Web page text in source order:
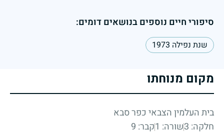
סיפורי חיים נוספים בנושאים דומים:
שנת נפילה 1973
מקום מנוחתו
בית העלמין הצבאי כפר סבא
חלקה: 3
שורה: 1 קבר: 9